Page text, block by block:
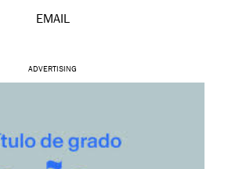
EMAIL
ADVERTISING